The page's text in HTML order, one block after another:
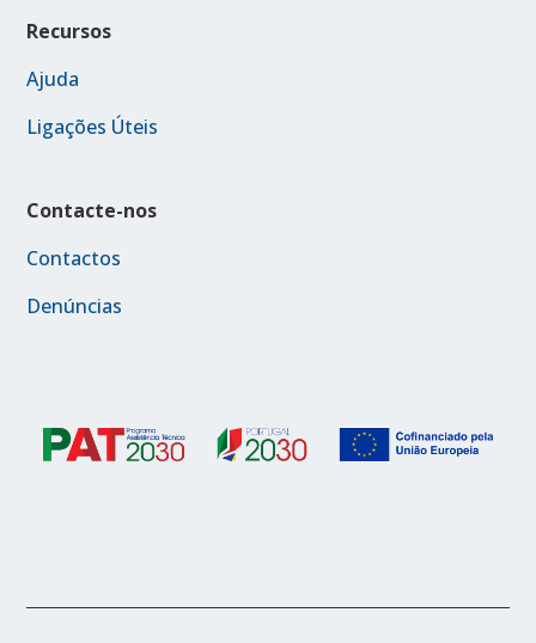
Recursos
Ajuda
Ligações Úteis
Contacte-nos
Contactos
Denúncias